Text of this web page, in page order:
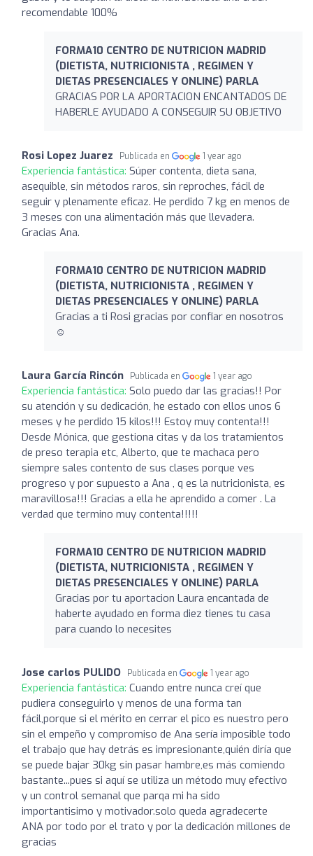
recomendable 100%
FORMA10 CENTRO DE NUTRICION MADRID
(DIETISTA, NUTRICIONISTA , REGIMEN Y
DIETAS PRESENCIALES Y ONLINE) PARLA
GRACIAS POR LA APORTACION ENCANTADOS DE
HABERLE AYUDADO A CONSEGUIR SU OBJETIVO
Rosi Lopez Juarez Publicada en 1 year ago
Experiencia fantástica: Súper contenta, dieta sana,
asequible, sin métodos raros, sin reproches, fácil de
seguir y plenamente eficaz. He perdido 7 kg en menos de
3 meses con una alimentación más que llevadera.
Gracias Ana.
FORMA10 CENTRO DE NUTRICION MADRID
(DIETISTA, NUTRICIONISTA , REGIMEN Y
DIETAS PRESENCIALES Y ONLINE) PARLA
Gracias a ti Rosi gracias por confiar en nosotros
☺️
Laura García Rincón Publicada en 1 year ago
Experiencia fantástica: Solo puedo dar las gracias!! Por
su atención y su dedicación, he estado con ellos unos 6
meses y he perdido 15 kilos!!! Estoy muy contenta!!!
Desde Mónica, que gestiona citas y da los tratamientos
de preso terapia etc, Alberto, que te machaca pero
siempre sales contento de sus clases porque ves
progreso y por supuesto a Ana , q es la nutricionista, es
maravillosa!!! Gracias a ella he aprendido a comer . La
verdad que termino muy contenta!!!!!
FORMA10 CENTRO DE NUTRICION MADRID
(DIETISTA, NUTRICIONISTA , REGIMEN Y
DIETAS PRESENCIALES Y ONLINE) PARLA
Gracias por tu aportacion Laura encantada de
haberte ayudado en forma diez tienes tu casa
para cuando lo necesites
Jose carlos PULIDO Publicada en 1 year ago
Experiencia fantástica: Cuando entre nunca creí que
pudiera conseguirlo y menos de una forma tan
fácil,porque si el mérito en cerrar el pico es nuestro pero
sin el empeño y compromiso de Ana sería imposible todo
el trabajo que hay detrás es impresionante,quién diría que
se puede bajar 30kg sin pasar hambre,es más comiendo
bastante...pues si aquí se utiliza un método muy efectivo
y un control semanal que parqa mi ha sido
importantisimo y motivador.solo queda agradecerte
ANA por todo por el trato y por la dedicación millones de
gracias